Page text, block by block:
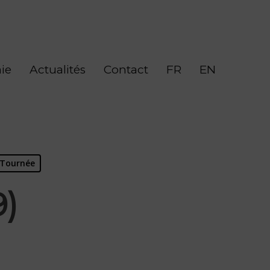
Actualités Contact FR EN
Tournée